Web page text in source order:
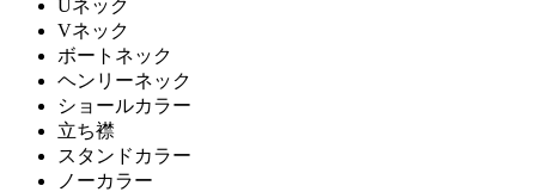
Uネック
Vネック
ボートネック
ヘンリーネック
ショールカラー
立ち襟
スタンドカラー
ノーカラー